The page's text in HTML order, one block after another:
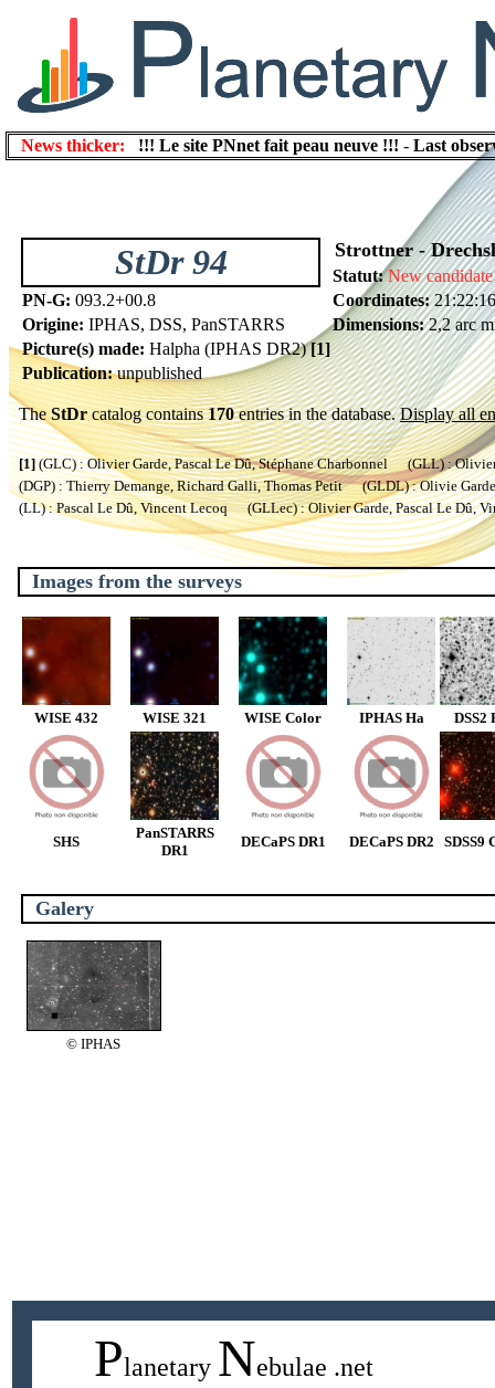
News thicker: !!! Le site PNnet fait peau neuve !!! - Last
StDr 94 Strottner -
Statut: New candidate
PN-G: 093.2+00.8 Coordinates:
Origine: IPHAS, DSS, PanSTARRS Dimensions:2,2 arc
Picture(s) made: Halpha (IPHAS DR2)[1]
Publication:unpublished
TheStDrcatalog contains170entries in the database.Display all
[1](GLC) : Olivier Garde, Pascal Le Dû, Stéphane Charbonnel (GLL) :
(DGP) : Thierry Demange, Richard Galli, Thomas Petit (GLDL) : Olivie
(LL) : Pascal Le Dû, Vincent Lecoq (GLLec) : Olivier Garde, Pascal Le Dû,
Images from the surveys
WISE 432 WISE 321 WISE Color IPHAS Ha DSS2
SHS
PanSTARRS
DR1
DECaPS DR1 DECaPS DR2 SDSS9
Galery
© IPHAS
Planetary Nebulae .net